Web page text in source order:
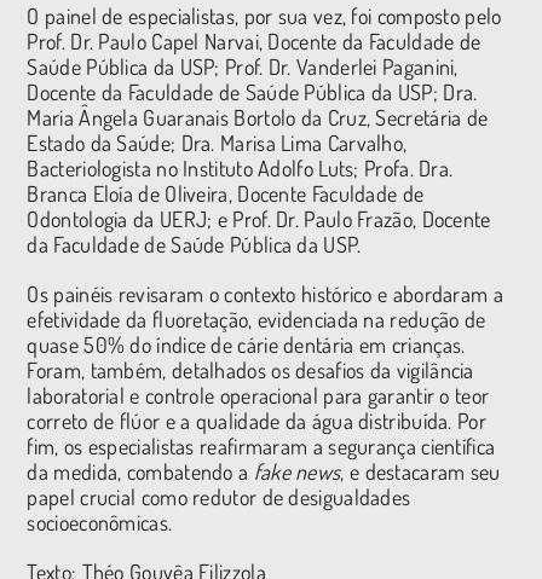
O painel de especialistas, por sua vez, foi composto pelo
Prof. Dr. Paulo Capel Narvai, Docente da Faculdade de
Saúde Pública da USP; Prof. Dr. Vanderlei Paganini,
Docente da Faculdade de Saúde Pública da USP; Dra.
Maria Ângela Guaranais Bortolo da Cruz, Secretária de
Estado da Saúde; Dra. Marisa Lima Carvalho,
Bacteriologista no Instituto Adolfo Luts; Profa. Dra.
Branca Eloía de Oliveira, Docente Faculdade de
Odontologia da UERJ; e Prof. Dr. Paulo Frazão, Docente
da Faculdade de Saúde Pública da USP.
Os painéis revisaram o contexto histórico e abordaram a
efetividade da fluoretação, evidenciada na redução de
quase 50% do índice de cárie dentária em crianças.
Foram, também, detalhados os desafios da vigilância
laboratorial e controle operacional para garantir o teor
correto de flúor e a qualidade da água distribuída. Por
fim, os especialistas reafirmaram a segurança científica
da medida, combatendo a fake news, e destacaram seu
papel crucial como redutor de desigualdades
socioeconômicas.
Texto: Théo Gouvêa Filizzola